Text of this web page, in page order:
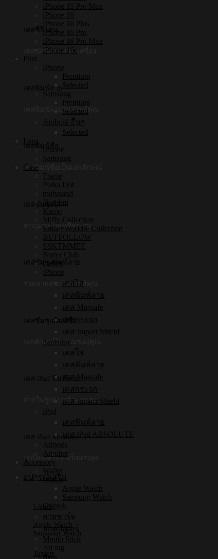
เคสซิลิโคน
เคสปกป้องรอบตัวเครื่อง
เคสพิมพ์ลาย
เคสพิมพ์ลายในสไตล์คุณ
เคสพิมพ์ชื่อ
เคสพิมพ์ชื่อเป็นเอกลักษณ์
เคสซัมซุงใส
สวยนาน ไม่เหลืองง่าย
เคสซัมซุงพิมพ์ลาย
รวดลายสวยในสไตล์คุณ
เคสซัมซุงพิมพ์ชื่อ
เอกลักษณ์ในแบบของคุณ
เคส iPad พิมพ์ลาย
สวยในรูปแบบตัวคุณเอง
เคส iPad Absolute
ปกป้องเครื่อง แข็งแรงสูง
อุปกรณ์เสริม
Watch
Apple Watch
Samsung Watch
Tablets
iPhone 15 Pro Max
iPhone 16
iPhone 16 Plus
iPhone 16 Pro
iPhone 16 Pro Max
iPhone 16e
Film
iPhone
Premium
Selected
Samsung
Premium
Selected
Android อื่นๆ
Selected
Lens
iPhone
Samsung
Case
Frame
Polka Dot
mofusand
Noodmi
Kamo
Miffy Collection
SmileyWorld® Collection
BUFFOLLOW
SSKTMMEE
Butter Club
Debby
iPhone
เคสใส
เคสพิมพ์ลาย
เคส Magsafe
เคสกระจก
เคส Impact Shield
Samsung
เคสใส
เคสพิมพ์ลาย
เคส Magsafe
เคสกระจก
เคส Impact Shield
iPad
เคสพิมพ์ลาย
เคส iPad ABSOLUTE
Airpods
Another
Accessory
Wallet
Watch
Apple Watch
Samsung Watch
Griptok
สายชาร์จ
อแดปเตอร์
Momo Stick
Air tag